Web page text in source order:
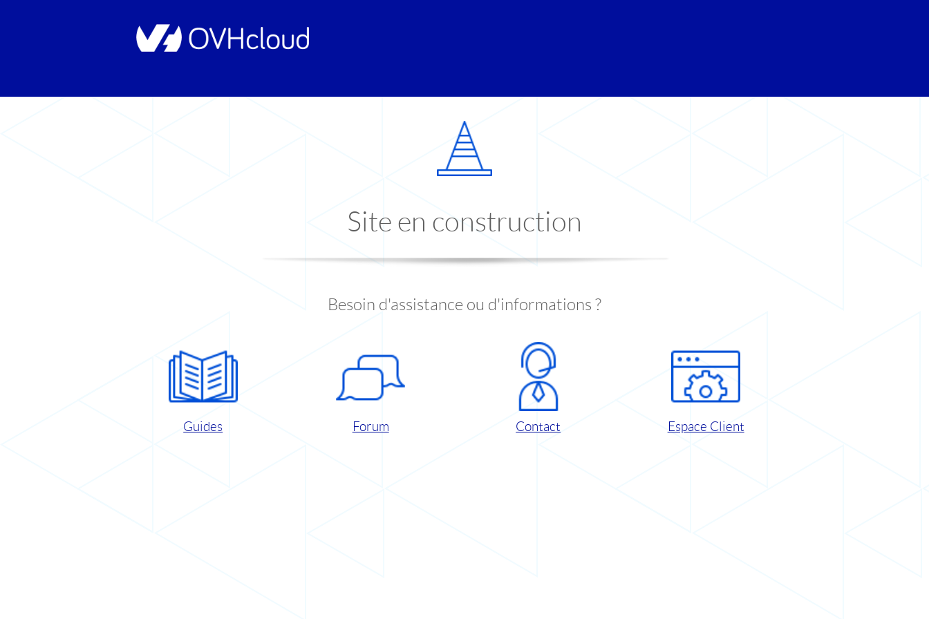
Site en construction
Besoin d'assistance ou d'informations ?
Guides Forum Contact Espace Client